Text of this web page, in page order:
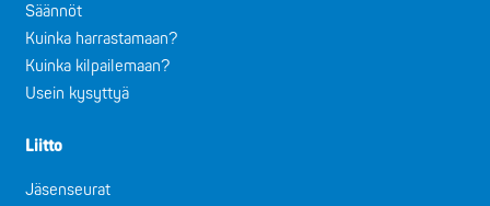
Säännöt
Kuinka harrastamaan?
Kuinka kilpailemaan?
Usein kysyttyä
Liitto
Jäsenseurat